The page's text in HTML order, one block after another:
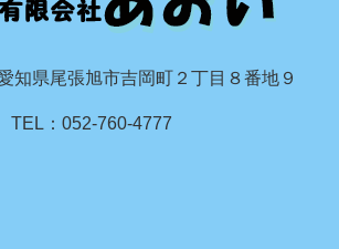
県尾張旭市吉岡町２丁目８番地９
TEL：052-760-4777